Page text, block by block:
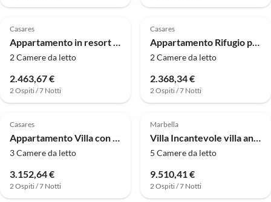
Casares
2 Camere da letto
2.463,67 €
2 Ospiti / 7 Notti
Casares
2 Camere da letto
2.368,34 €
2 Ospiti / 7 Notti
Casares
3 Camere da letto
3.152,64 €
2 Ospiti / 7 Notti
Marbella
5 Camere da letto
9.510,41 €
2 Ospiti / 7 Notti